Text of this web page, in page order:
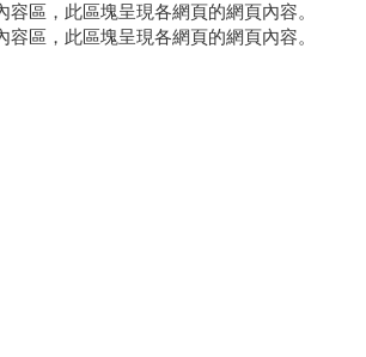
容區，此區塊呈現各網頁的網頁內容。
容區，此區塊呈現各網頁的網頁內容。